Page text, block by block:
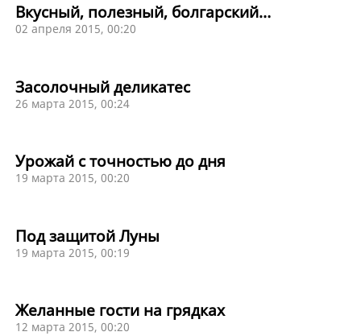
Вкусный, полезный, болгарский…
02 апреля 2015, 00:20
Засолочный деликатес
26 марта 2015, 00:24
Урожай с точностью до дня
19 марта 2015, 00:20
Под защитой Луны
19 марта 2015, 00:19
Желанные гости на грядках
12 марта 2015, 00:20